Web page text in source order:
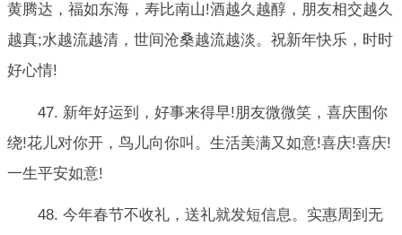
黄腾达，福如东海，寿比南山!酒越久越醇，朋友相交越久
越真;水越流越清，世间沧桑越流越淡。祝新年快乐，时时
好心情!
47. 新年好运到，好事来得早!朋友微微笑，喜庆围你
绕!花儿对你开，鸟儿向你叫。生活美满又如意!喜庆!喜庆!
一生平安如意!
48. 今年春节不收礼，送礼就发短信息。实惠周到无